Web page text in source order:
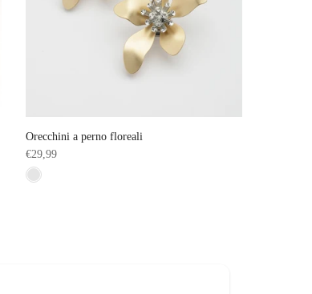
Orecchini a perno floreali
€29,99